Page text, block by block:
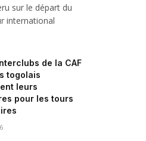
sur le départ du
international
de la CAF
togolais
leurs
pour les tours